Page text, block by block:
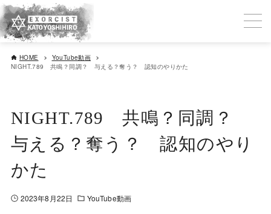
HOME
YouTube動画
NIGHT.789 共鳴？同調？ 与える？奪う？ 認知のやりかた
NIGHT.789 共鳴？同調？
与える？奪う？ 認知のやり
かた
2023年8月22日 YouTube動画